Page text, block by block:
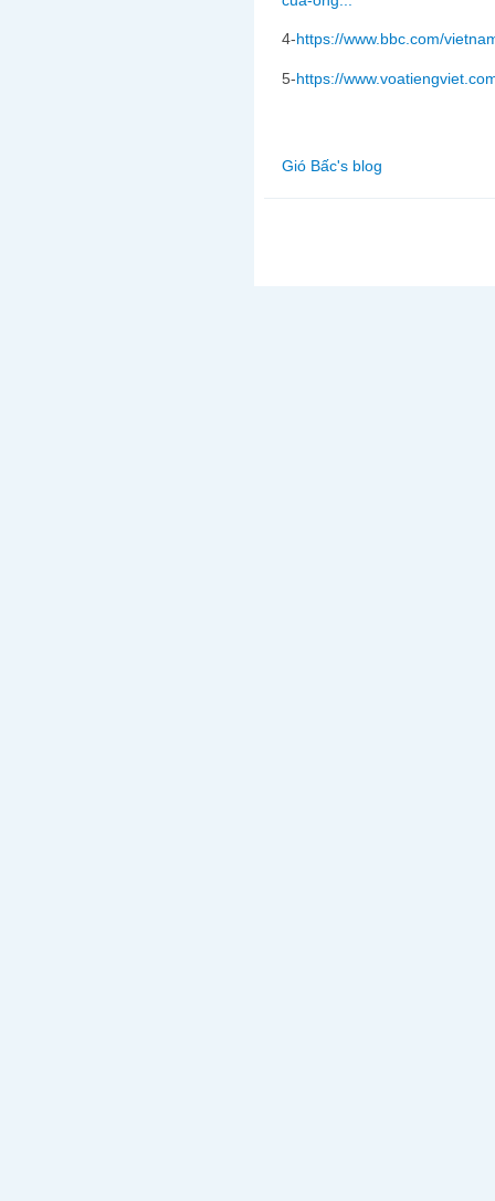
4-https://www.bbc.com/
5-https://
Gió Bấc's blog